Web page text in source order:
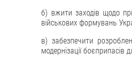
б) вжити заходів щодо
військових формувань
в) забезпечити
модернізації